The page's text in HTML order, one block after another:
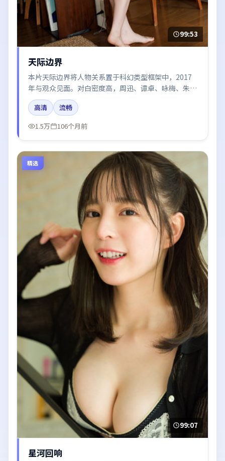
99:53
天际边界
本片天际边界将人物关系置于科幻类型框架中，2017
年与观众见面。对白密度高，周迅、谭卓、咏梅、朱一
龙的台词节奏值得关注；整体气质偏泰国都市与冷色调
摄影。
高清
流畅
1.5万
106个月前
精选
99:07
星河回响